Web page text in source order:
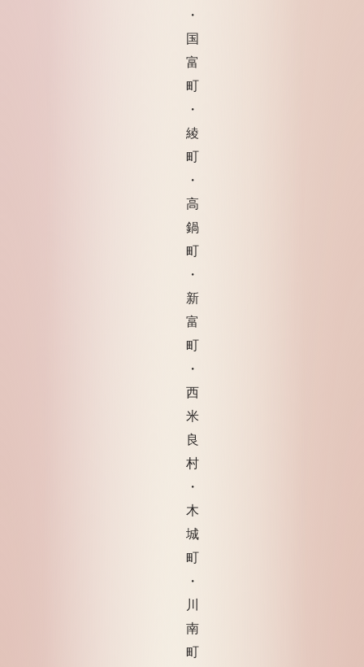
・
国
富
町
・
綾
町
・
高
鍋
町
・
新
富
町
・
西
米
良
村
・
木
城
町
・
川
南
町